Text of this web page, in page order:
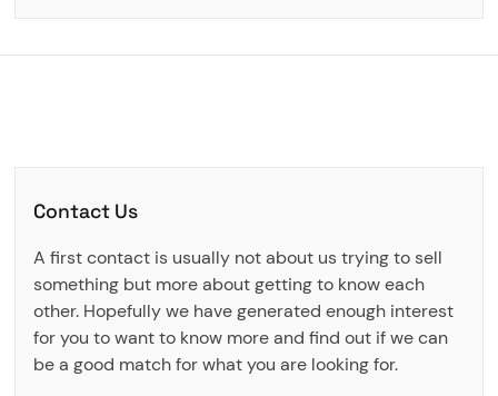
Contact Us
A first contact is usually not about us trying to sell
something but more about getting to know each
other. Hopefully we have generated enough interest
for you to want to know more and find out if we can
be a good match for what you are looking for.